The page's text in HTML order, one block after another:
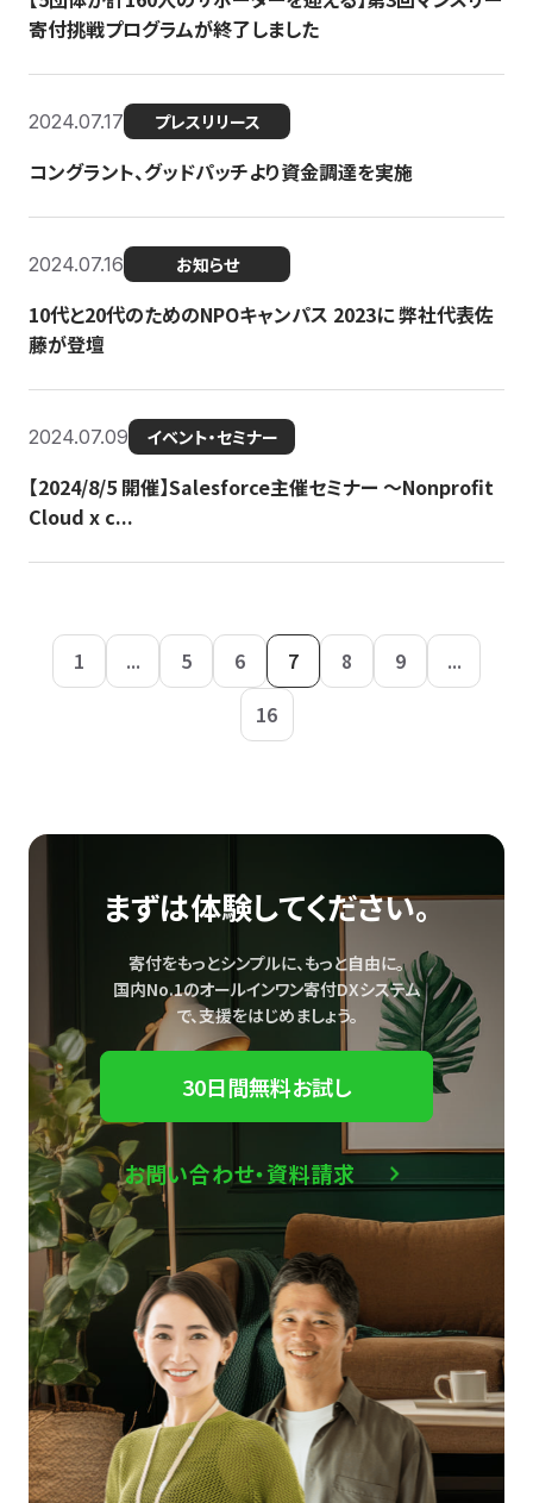
寄付挑戦プログラムが終了しました
2024.07.17 プレスリリース
コングラント、グッドパッチより資金調達を実施
2024.07.16 お知らせ
10代と20代のためのNPOキャンパス 2023に 弊社代表佐
藤が登壇
2024.07.09 イベント・セミナー
【2024/8/5 開催】Salesforce主催セミナー 〜Nonprofit
Cloud x c...
1 ... 5 6 7 8 9
...
16
まずは体験してください。
寄付をもっとシンプルに、もっと自由に。
国内No.1のオールインワン寄付DXシステム
で、支援をはじめましょう。
30日間無料お試し
お問い合わせ・資料請求